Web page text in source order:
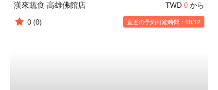
漢來蔬食 高雄佛館店 TWD 0から
0 (0) 直近の予約可能時間：08/12